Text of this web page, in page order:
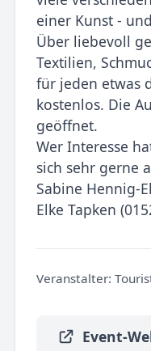
einer Kunst -
Über liebevoll
Textilien,
für jeden etwas
kostenlos. Die
geöffnet.
Wer Interesse
sich sehr gerne
Sabine Hennig-
Elke Tapken
Veranstalter:
Event-